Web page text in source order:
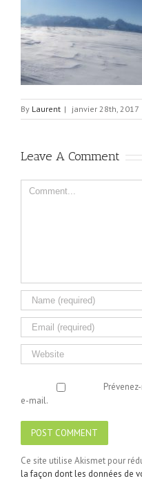
By Laurent | janvier 28th, 2017
Leave A Comment
Comment
e-mail.
Ce site utilise Akismet pour
la façon dont les données de